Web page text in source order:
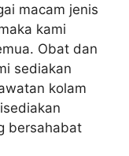
macam jenis
kami
Obat dan
sediakan
kolam
bersahabat